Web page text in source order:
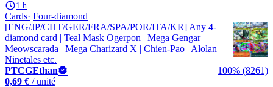
1 h
Cards Four-diamond
[ENG/JP/CHT/GER/FRA/SPA/POR/ITA/KR] Any 4-
diamond card | Teal Mask Ogerpon | Mega Gengar |
Meowscarada | Mega Charizard X | Chien-Pao | Alolan
Ninetales etc.
PTCGEthan
100% (8261)
0,69 € / unité